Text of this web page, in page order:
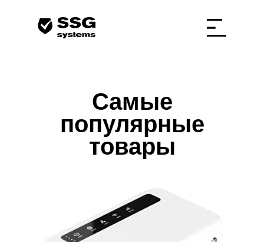
Самые
популярные
товары